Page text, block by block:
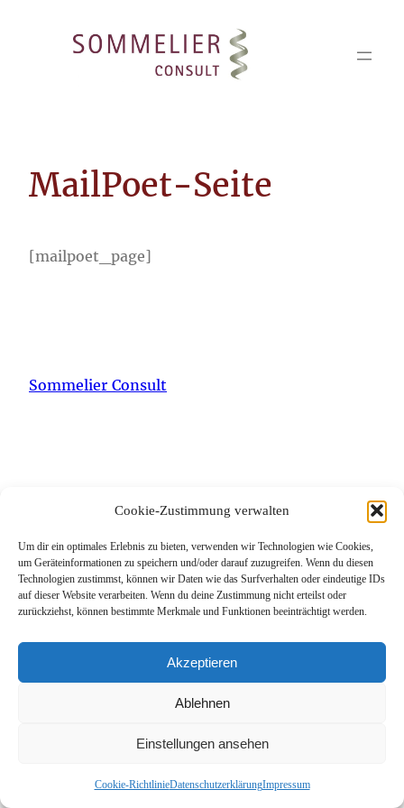
Cookie-Zustimmung verwalten
Um dir ein optimales Erlebnis zu bieten, verwenden wir Technologien wie Cookies,
um Geräteinformationen zu speichern und/oder darauf zuzugreifen. Wenn du diesen
Technologien zustimmst, können wir Daten wie das Surfverhalten oder eindeutige IDs
auf dieser Website verarbeiten. Wenn du deine Zustimmung nicht erteilst oder
zurückziehst, können bestimmte Merkmale und Funktionen beeinträchtigt werden.
Akzeptieren
Ablehnen
Einstellungen ansehen
Cookie-RichtlinieDatenschutzerklärungImpressum
MailPoet-Seite
[mailpoet_page]
Sommelier Consult